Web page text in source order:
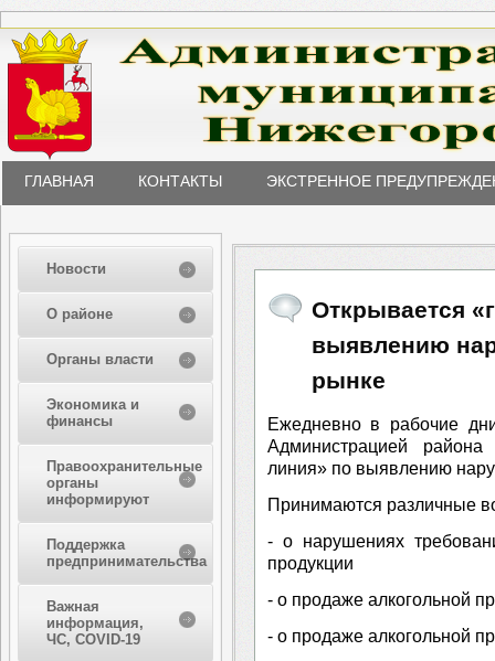
ГЛАВНАЯ КОНТАКТЫ ЭКСТРЕННОЕ
Новости
О районе
Органы власти
Экономика и
финансы
Правоохранительные
органы
информируют
Поддержка
предпринимательства
Важная
информация,
ЧС, COVID-19
Открывается
выявлению
рынке
Ежедневно в рабочие
Администрацией района
линия» по выявлению
Принимаются различные
- о нарушениях
продукции
- о продаже алкогольной
- о продаже алкогольной